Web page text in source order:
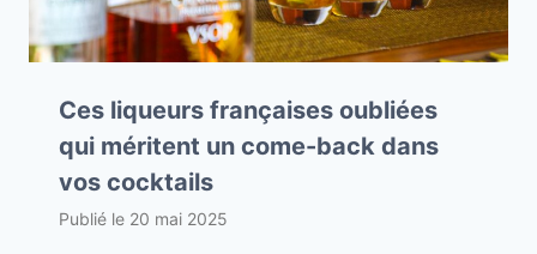
Ces liqueurs françaises oubliées
qui méritent un come-back dans
vos cocktails
Publié le 20 mai 2025